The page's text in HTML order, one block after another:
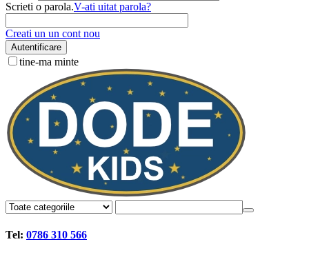
Scrieti o parola.V-ati uitat parola?
Creati un un cont nou
Autentificare
tine-ma minte
Tel: 0786 310 566